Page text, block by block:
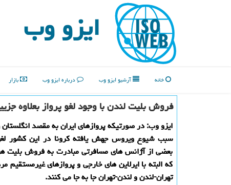
ایزو وب
خانه آرشیو ایزو وب درباره ایزو وب بازار
فروش بلیت لندن با وجود لغو پرواز بعلاوه
ایزو وب: در صورتیکه پروازهای ایران به مقصد
سبب شیوع ویروس جهش یافته کرونا در این کشور
بعضی از آژانس های مسافرتی مبادرت به فروش بلیت
که البته با ایرلاین های خارجی و پروازهای غیرمستقیم
تهران-لندن و لندن-تهران جا به جا می کنند.